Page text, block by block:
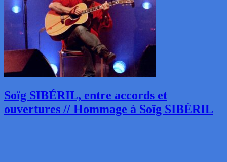
Soïg SIBÉRIL, entre accords et
ouvertures // Hommage à Soïg SIBÉRIL